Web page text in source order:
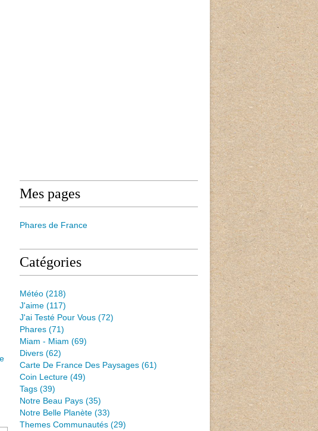
Mes pages
Phares de France
Catégories
Météo (218)
J'aime (117)
J'ai Testé Pour Vous (72)
Phares (71)
Miam - Miam (69)
Divers (62)
Carte De France Des Paysages (61)
Coin Lecture (49)
Tags (39)
Notre Beau Pays (35)
Notre Belle Planète (33)
Themes Communautés (29)